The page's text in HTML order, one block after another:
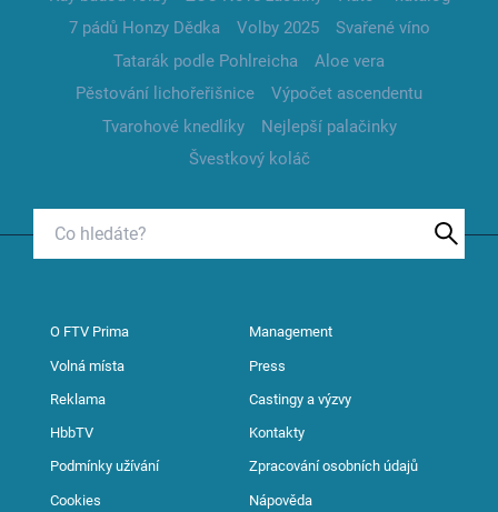
7 pádů Honzy Dědka
Volby 2025
Svařené víno
Tatarák podle Pohlreicha
Aloe vera
Pěstování lichořeřišnice
Výpočet ascendentu
Tvarohové knedlíky
Nejlepší palačinky
Švestkový koláč
O FTV Prima Management
Volná místa Press
Reklama Castingy a výzvy
HbbTV Kontakty
Podmínky užívání Zpracování osobních údajů
Cookies Nápověda